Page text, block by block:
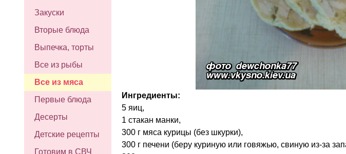
Закуски
Вторые блюда
Выпечка, торты
Все из рыбы
Все из мяса
Первые блюда
Десерты
Детские рецепты
Готовим в СВЧ
Ингредиенты:
5 яиц,
1 стакан манки,
300 г мяса курицы (без шкурки),
300 г печени (беру куриную или говяжью, свиную из-за